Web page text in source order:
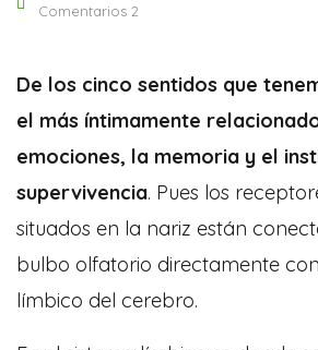
Comentarios 2
De los cinco sentidos que
el más íntimamente
emociones, la memoria y el
supervivencia. Pues los
situados en la nariz están
bulbo olfatorio directamente
límbico del cerebro.